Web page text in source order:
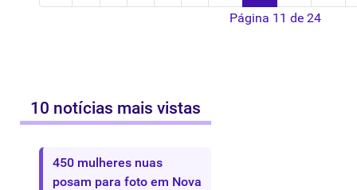
Página 11 de 24
10 notícias mais vistas
450 mulheres nuas
posam para foto em Nova